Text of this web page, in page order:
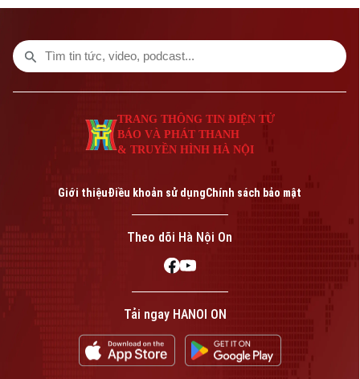
phép số: Số 63/GP-TTDT, cấp ngày 10/05/2023
TRANG THÔNG TIN ĐIỆN TỬ
CỦA CƠ QUAN BÁO VÀ PHÁT THANH TRUYỀN HÌNH HÀ NỘI
Số 3-5 Huỳnh Thúc Kháng-Phường Láng-Hà Nội
TRANG THÔNG TIN ĐIỆN TỬ
BÁO VÀ PHÁT THANH
& TRUYỀN HÌNH HÀ NỘI
Giới thiệuĐiều khoản sử dụngChính sách bảo mật
Theo dõi Hà Nội On
Tải ngay HANOI ON